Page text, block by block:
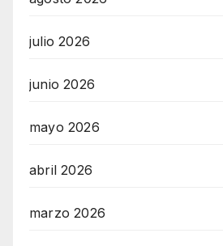
julio 2026
junio 2026
mayo 2026
abril 2026
marzo 2026